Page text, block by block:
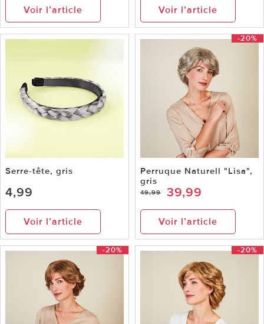
Voir l’article Voir l’article
Serre-tête, gris
4,99
Voir l’article
-20%
Perruque Naturell "Lisa",
gris
49,99 39,99
Voir l’article
-20% -20%